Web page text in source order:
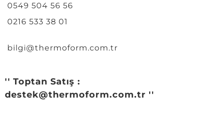
0549 504 56 56
0216 533 38 01
bilgi@thermoform.com.tr
'' Toptan Satış :
destek@thermoform.com.tr ''